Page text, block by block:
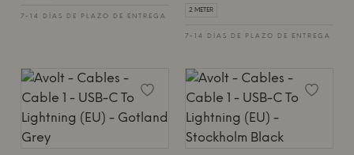
7-14 DÍAS DE PLAZO DE ENTREGA
2 METER
7-14 DÍAS DE PLAZO DE ENTREGA